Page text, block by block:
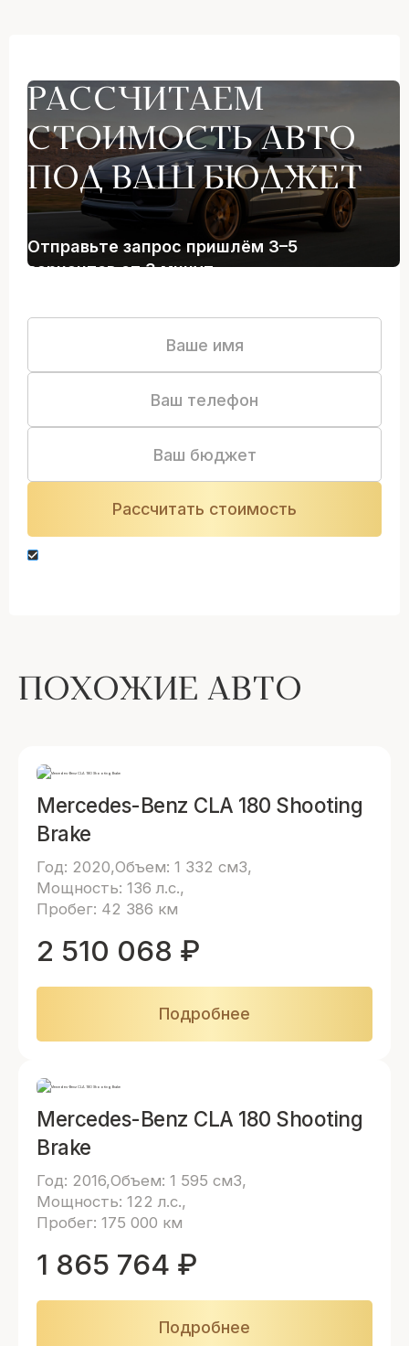
РАССЧИТАЕМ
СТОИМОСТЬ АВТО
ПОД ВАШ БЮДЖЕТ
Отправьте запрос пришлём 3–5
вариантов от 3 минут
ПОХОЖИЕ АВТО
Mercedes-Benz CLA 180 Shooting
Brake
Год: 2020 Объем: 1 332 см3
Мощность: 136 л.с.
Пробег: 42 386 км
2 510 068 ₽
Подробнее
Mercedes-Benz CLA 180 Shooting
Brake
Год: 2016 Объем: 1 595 см3
Мощность: 122 л.с.
Пробег: 175 000 км
1 865 764 ₽
Подробнее